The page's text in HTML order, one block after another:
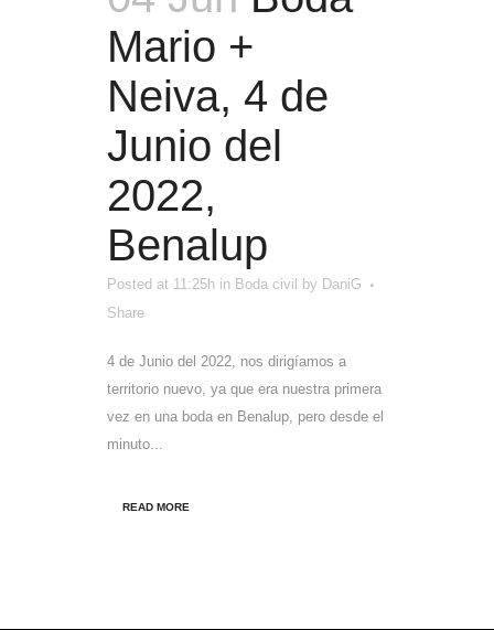
Mario +
Neiva, 4 de
Junio del
2022,
Benalup
Posted at 11:25h in Boda civil by DaniG
Share
4 de Junio del 2022, nos dirigíamos a
territorio nuevo, ya que era nuestra primera
vez en una boda en Benalup, pero desde el
minuto...
READ MORE